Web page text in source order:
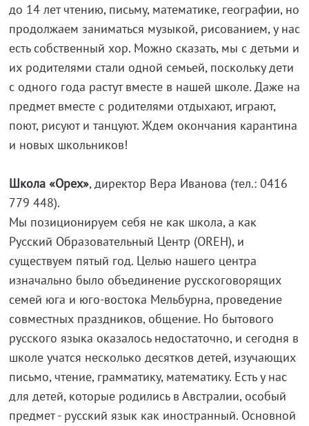
до 14 лет чтению, письму, математике, географии, но
продолжаем заниматься музыкой, рисованием, у нас
есть собственный хор. Можно сказать, мы с детьми и
их родителями стали одной семьей, поскольку дети
с одного года растут вместе в нашей школе. Даже на
предмет вместе с родителями отдыхают, играют,
поют, рисуют и танцуют. Ждем окончания карантина
и новых школьников!
Школа «Орех», директор Вера Иванова (тел.: 0416
779 448).
Мы позиционируем себя не как школа, а как
Русский Образовательный Центр (OREH), и
существуем пятый год. Целью нашего центра
изначально было объединение русскоговорящих
семей юга и юго-востока Мельбурна, проведение
совместных праздников, общение. Но бытового
русского языка оказалось недостаточно, и сегодня в
школе учатся несколько десятков детей, изучающих
письмо, чтение, грамматику, математику. Есть у нас
для детей, которые родились в Австралии, особый
предмет - русский язык как иностранный. Основной